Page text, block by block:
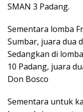
SMAN 3 Padang.
Sementara lomba
Sumbar, juara dua
Sedangkan di
10 Padang, juara
Don Bosco
Sementara untuk